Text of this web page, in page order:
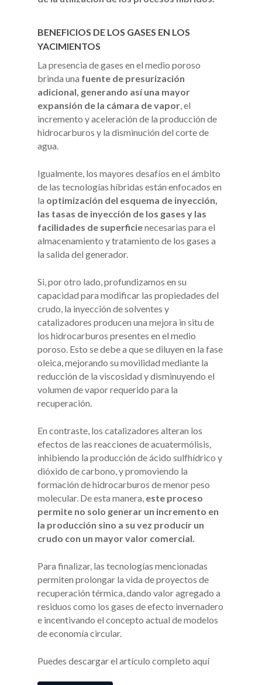
BENEFICIOS DE LOS GASES EN LOS
YACIMIENTOS
La presencia de gases en el medio poroso
brinda una fuente de presurización
adicional, generando así una mayor
expansión de la cámara de vapor , el
incremento y aceleración de la producción de
hidrocarburos y la disminución del corte de
agua.
Igualmente, los mayores desafíos en el ámbito
de las tecnologías híbridas están enfocados en
la optimización del esquema de inyección,
las tasas de inyección de los gases y las
facilidades de superficienecesarias para el
almacenamiento y tratamiento de los gases a
la salida del generador.
Si, por otro lado, profundizamos en su
capacidad para modificar las propiedades del
crudo, la inyección de solventes y
catalizadores producen una mejora in situ de
los hidrocarburos presentes en el medio
poroso. Esto se debe a que se diluyen en la fase
oleica, mejorando su movilidad mediante la
reducción de la viscosidad y disminuyendo el
volumen de vapor requerido para la
recuperación.
En contraste, los catalizadores alteran los
efectos de las reacciones de acuatermólisis,
inhibiendo la producción de ácido sulfhídrico y
dióxido de carbono, y promoviendo la
formación de hidrocarburos de menor peso
molecular. De esta manera, este proceso
permite no solo generar un incremento en
la producción sino a su vez producir un
crudo con un mayor valor comercial.
Para finalizar, las tecnologías mencionadas
permiten prolongar la vida de proyectos de
recuperación térmica, dando valor agregado a
residuos como los gases de efecto invernadero
e incentivando el concepto actual de modelos
de economía circular.
Puedes descargar el artículo completo aquí